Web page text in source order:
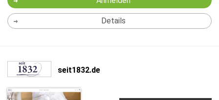
Details
seit1832.de